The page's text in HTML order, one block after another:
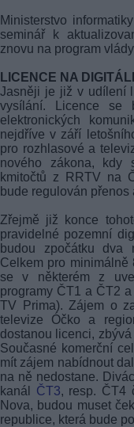
Ministerstvo
seminář k
znovu na program
LICENCE NA
Jasněji je již v udílení
vysílání. Licence se
elektronických
nejdříve v září
pro rozhlasové a
nového zákona, kdy
kmitočtů z RRTV na
bude regulován přenos
Zřejmě již konce
pravidelné pozemní
budou zpočátku dva
Celkem pro
se v některém z
programy ČT1 a ČT2
TV Prima). Zájem o
televize Óčko a
dostanou licenci,
Současné komerční
mít zájem nabídnout
na ně nedostane.
kanál ČT3, resp. ČT4
Nova, budou muset
republice, která bude